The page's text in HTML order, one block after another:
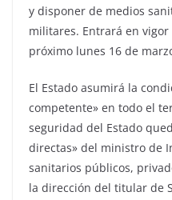
y disponer de medios
militares. Entrará en
próximo lunes 16 de
El Estado asumirá la
competente» en todo el
seguridad del Estado
directas» del ministro de
sanitarios públicos,
la dirección del titular de